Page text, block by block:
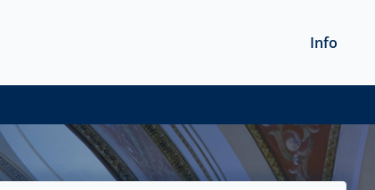
Info